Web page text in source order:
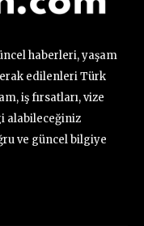
haberleri, yaşam
edilenleri Türk
iş fırsatları, vize
alabileceğiniz
ve güncel bilgiye